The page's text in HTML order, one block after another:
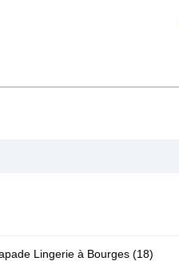
Lingerie à Bourges (18)